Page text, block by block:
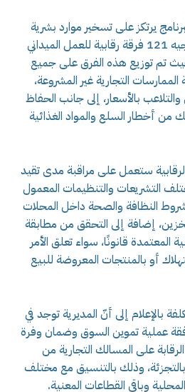
يرتكز على تسخير موارد بشرية
ومادية معتبرة، من خلال توجيه 121 فرقة رقابية للعمل الميداني
تم توزيع هذه الفرق على جميع
التجارية غير المشروعة،
بالأسعار، إلى جانب الحفاظ
أخطار السلع والمواد الغذائية
ستعمل على مراقبة مدى تقيد
التشريعات والتنظيمات المعمول
النظافة والصحة داخل المحلات
إضافة إلى التحقق من مطابقة
المعتمدة قانونًا، سواء تعلق الأمر
أو بالمنتجات المعروضة للبيع
بالإعلام إلى أنّ المديرية توجد في
عملية تموين السوق وضمان وفرة
على المسالك التجارية من
بالتجزئة، وذلك بالتنسيق مع مختلف
وباقي القطاعات المعنية.